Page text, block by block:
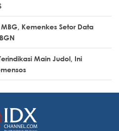
Kemenkes Setor Data
Main Judol, Ini